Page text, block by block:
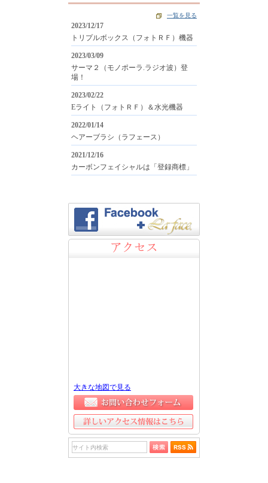
一覧を見る
2023/12/17
トリプルボックス（フォトＲＦ）機器
2023/03/09
サーマ２（モノポーラ.ラジオ波）登
場！
2023/02/22
Eライト（フォトＲＦ）＆水光機器
2022/01/14
ヘアーブラシ（ラフェース）
2021/12/16
カーボンフェイシャルは「登録商標」
アクセス
大きな地図で見る